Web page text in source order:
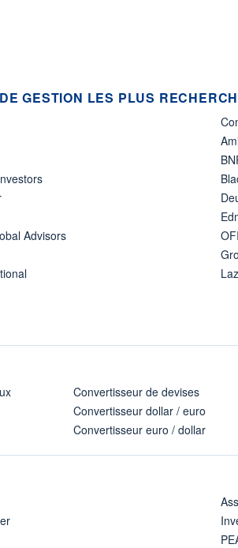
GESTION LES PLUS
Advisors
Convertisseur de devises
Convertisseur dollar / euro
Convertisseur euro / dollar